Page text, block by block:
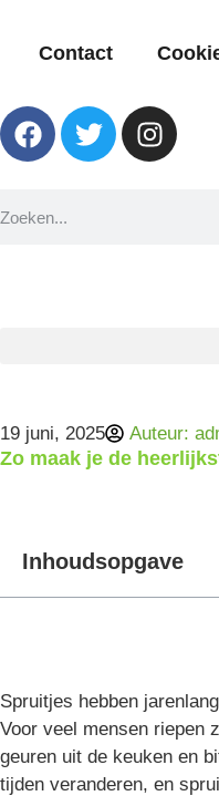
Contact
19 juni, 2025 Auteur:
Zo maak je de
Inhoudsopgave
Spruitjes hebben
Voor veel mensen riepen
geuren uit de keuken en
tijden veranderen, en